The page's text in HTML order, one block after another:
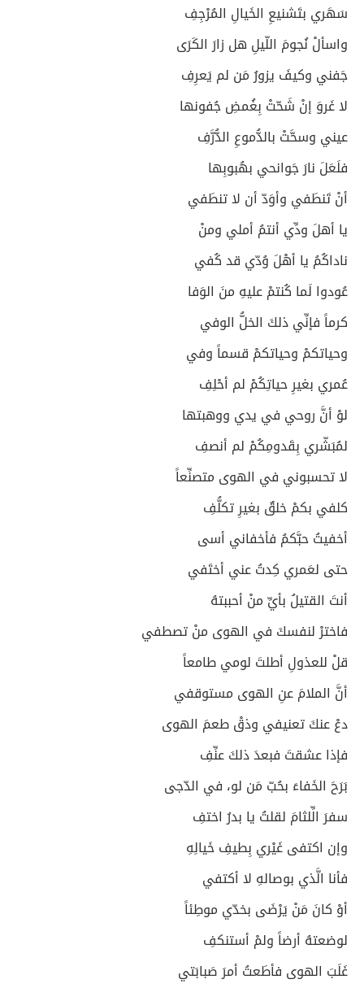
سَهَري بتَشنيعِ الخَيالِ المُرْجِفِ
واسألْ نُجومَ اللّيلِ هل زارَ الكَرَى
جَفني وكيفَ يزورُ مَن لم يَعرِفِ
لا غَروَ إنْ شَحّتْ بِغُمضِ جُفونها
عيني وسحَّتْ بالدُّموعِ الدُّرَّفِ
فلَعَلَ نارَ جَوانحي بهُبوبِها
أنْ تَنطَفي وأوَدّ أن لا تنطَفي
يا أهلَ ودِّي أنتمُ أملي ومنْ
ناداكُمُ يا أهْلَ وُدّي قد كُفي
عُودوا لَما كُنتمْ عليهِ منَ الوَفا
كرماً فإنِّي ذلكَ الخلُّ الوفي
وحياتكمْ وحياتكمْ قسماً وفي
عُمري بغيرِ حياتِكُمْ لم أحْلِفِ
لوْ أنَّ روحي في يدي ووهبتها
لمُبَشّري بِقَدومِكُمْ لم أنصفِ
لا تحسبوني في الهوى متصنِّعاً
كلفي بكمْ خلقٌ بغيرِ تكلُّفِ
أخفيتُ حبَّكمُ فأخفاني أسى
حتى لعَمري كِدتُ عني أختَفي
أنتَ القتيلُ بأيِّ منْ أحببتهُ
فاخترْ لنفسكَ في الهوى منْ تصطفي
قلْ للعذولِ أطلتَ لومي طامعاً
أنَّ الملامَ عنِ الهوى مستوقفي
دعْ عنكَ تعنيفي وذقْ طعمَ الهوى
فإذا عشقتَ فبعدَ ذلكَ عنِّفِ
بَرَحَ الخَفاءَ بحُبّ مَن لو، في الدّجى
سفرَ الِّلثامَ لقلتُ يا بدرُ اختفِ
وإن اكتفى غَيْري بِطيفِ خَيالِهِ
فأنا الَّذي بوصالهِ لا أكتفي
أوْ كانَ مَنْ يَرْضَى بخدّي موطِئاً
لوضعتهُ أرضاً ولمْ أستنكفِ
غَلَبَ الهوى فأطَعتُ أمرَ صَبابَتي